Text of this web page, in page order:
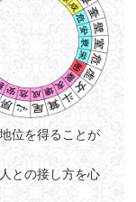
位を得ることが
との接し方を心